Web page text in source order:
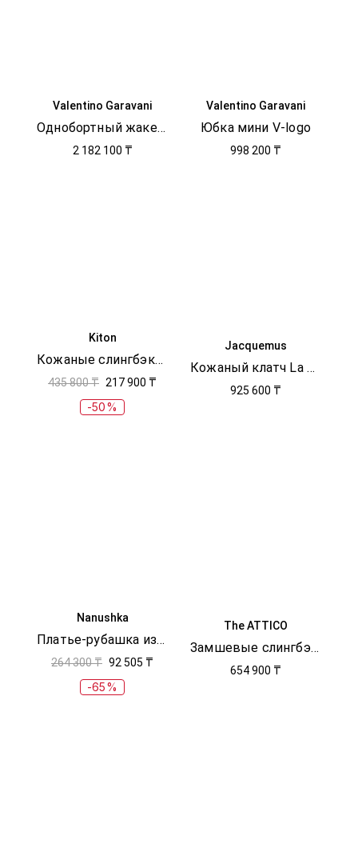
Valentino Garavani
Однобортный жакет V-logo
2 182 100 ₸
Valentino Garavani
Юбка мини V-logo
998 200 ₸
Kiton
Кожаные слингбэки в стиле колор-блок
435 800 ₸ 217 900 ₸
-50%
Jacquemus
Кожаный клатч La Pochette Salon
925 600 ₸
Nanushka
Платье-рубашка из поплина
264 300 ₸ 92 505 ₸
-65%
The ATTICO
Замшевые слингбэки Grid
654 900 ₸